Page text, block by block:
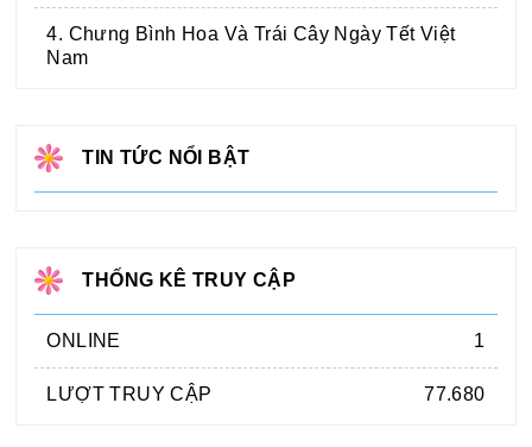
4. Chưng Bình Hoa Và Trái Cây Ngày Tết Việt
Nam
TIN TỨC NỔI BẬT
THỐNG KÊ TRUY CẬP
ONLINE 1
LƯỢT TRUY CẬP 77.680